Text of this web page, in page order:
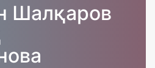
Шалқаров